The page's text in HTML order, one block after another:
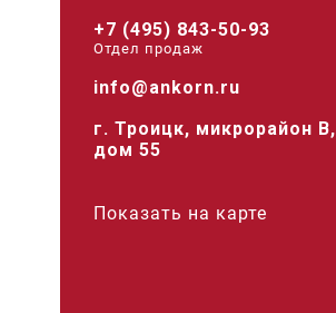
+7 (495) 843-50-93
Отдел продаж
info@ankorn.ru
г. Троицк, микрорайон В,
дом 55
Показать на карте